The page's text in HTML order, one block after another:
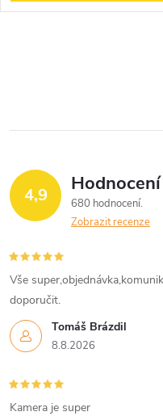
4,9
680 hodnocení
Zobrazit recenze
Tomáš Brázdil
8.8.2026
Vše
doporučit.
Kamera je super